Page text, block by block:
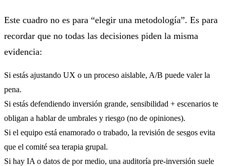
Este cuadro no es para “elegir una metodología”. Es para
recordar que no todas las decisiones piden la misma
evidencia:
Si estás ajustando UX o un proceso aislable, A/B puede valer la
pena.
Si estás defendiendo inversión grande, sensibilidad + escenarios te
obligan a hablar de umbrales y riesgo (no de opiniones).
Si el equipo está enamorado o trabado, la revisión de sesgos evita
que el comité sea terapia grupal.
Si hay IA o datos de por medio, una auditoría pre-inversión suele